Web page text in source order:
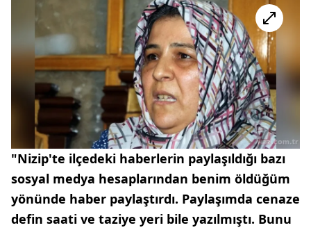
"Nizip'te ilçedeki haberlerin paylaşıldığı bazı
sosyal medya hesaplarından benim öldüğüm
yönünde haber paylaştırdı. Paylaşımda cenaze
defin saati ve taziye yeri bile yazılmıştı. Bunu